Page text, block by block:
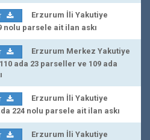
Erzurum İli Yakutiye
nolu parsele ait ilan askı
Erzurum Merkez Yakutiye
ada 23 parseller ve 109 ada
Erzurum İli Yakutiye
224 nolu parsele ait ilan askı
Erzurum İli Yakutiye